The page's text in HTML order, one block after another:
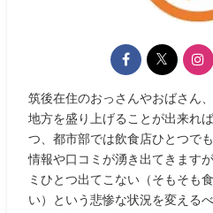
筑後在住のおっさんやおばさん
地方を盛り上げることが出来れ
つ、都市部では飲食店ひとつで
情報や口コミが湧き出てきます
ミひとつ出てこない（そもそも
い）という悲惨な状況を変える